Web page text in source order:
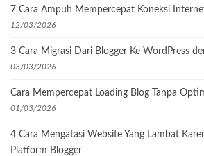
7 Cara Ampuh Mempercepat Koneksi
12/03/2026
3 Cara Migrasi Dari Blogger Ke WordPress
03/03/2026
Cara Mempercepat Loading Blog Tanpa
01/03/2026
4 Cara Mengatasi Website Yang Lambat
Platform Blogger